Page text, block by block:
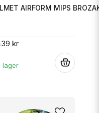
REDAIRFORM MIPS
kr